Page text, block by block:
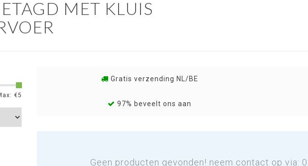
MET KLUIS
€5
Gratis verzending NL/BE
97% beveelt ons aan
Geen producten gevonden! neem contact op via: